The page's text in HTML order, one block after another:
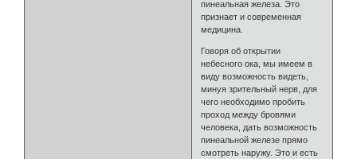
пинеальная железа. Это
признает и современная
медицина.
Говоря об открытии
небесного ока, мы имеем в
виду возможность видеть,
минуя зрительный нерв, для
чего необходимо пробить
проход между бровями
человека, дать возможность
пинеальной железе прямо
смотреть наружу. Это и есть